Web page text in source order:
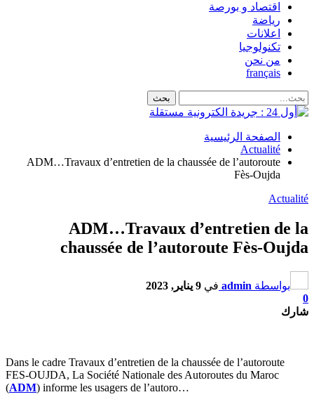
اقتصاد و بورصة
رياضة
اعلانات
تكنولوجيا
من نحن
français
الصفحة الرئيسية
Actualité
ADM…Travaux d’entretien de la chaussée de l’autoroute
Fès-Oujda
Actualité
ADM…Travaux d’entretien de la
chaussée de l’autoroute Fès-Oujda
بواسطة admin في 9 يناير, 2023
0
شارك
Dans le cadre Travaux d’entretien de la chaussée de l’autoroute
FES-OUJDA, La Société Nationale des Autoroutes du Maroc
(ADM) informe les usagers de l’autoro…